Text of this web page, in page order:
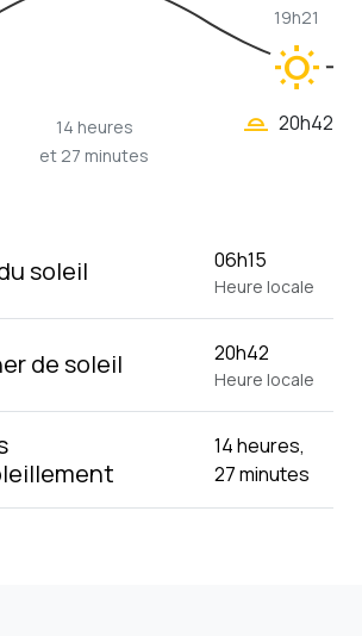
wb_sunny
19h21
14 heures
et 27 minutes
wb_twilight_2 20h42
soleil 06h15
Heure locale
de soleil 20h42
Heure locale
14 heures,
27 minutes